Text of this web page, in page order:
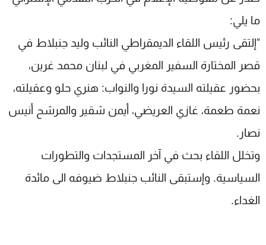
ما يلي:
"إلتقى رئيس اللقاء الديمقراطي النائب وليد جنبلاط في
قصر المختارة السفير المغربي في لبنان محمد غرين،
بحضور عقيلته السيدة نورا والنواب: هنري حلو وعقيلته،
نعمة طعمة، غازي العريضي، أيمن شقير والمرشح أنيس
نصار.
وتخلل اللقاء بحث في آخر المستجدات والتطورات
السياسية. وإستبقى النائب جنبلاط ضيوفه الى مائدة
الغداء.
شاهد البرامج
الترددات
عن MTV
لاعلاناتكم
وظائف
شروط الإسـتخدام
سياسة الخصوصية